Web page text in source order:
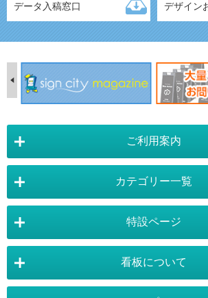
データ入稿窓口 デザイン
ご利用案内
店舗詳細情報
運営会社 :株式会社トレード
カテゴリー一覧
スタンド看板：オプション バナース
特設ページ
看板について